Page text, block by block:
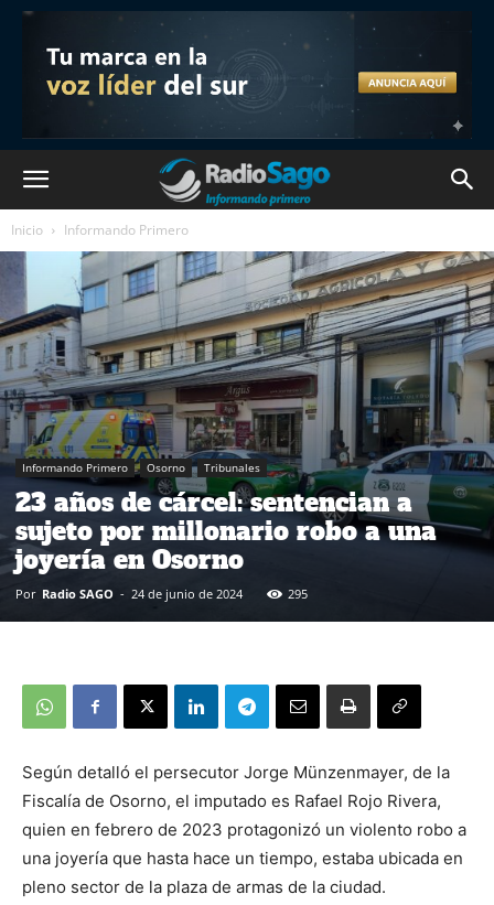
Inicio Informando Primero
Informando Primero Osorno Tribunales
23 años de cárcel: sentencian a
sujeto por millonario robo a una
joyería en Osorno
Por Radio SAGO - 24 de junio de 2024 295
Según detalló el persecutor Jorge Münzenmayer, de la
Fiscalía de Osorno, el imputado es Rafael Rojo Rivera,
quien en febrero de 2023 protagonizó un violento robo a
una joyería que hasta hace un tiempo, estaba ubicada en
pleno sector de la plaza de armas de la ciudad.